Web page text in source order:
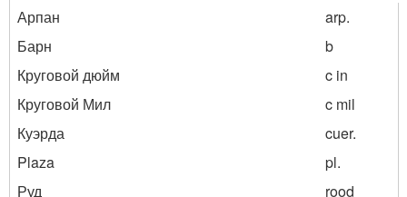
Арпан
arp.
Барн
b
Круговой дюйм
c in
Круговой Мил
c mil
Куэрда
cuer.
Plaza
pl.
Руд
rood